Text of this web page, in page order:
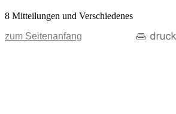
8 Mitteilungen und Verschiedenes
zum Seitenanfang